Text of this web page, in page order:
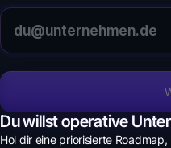
Du willst operative
Hol dir eine priorisierte